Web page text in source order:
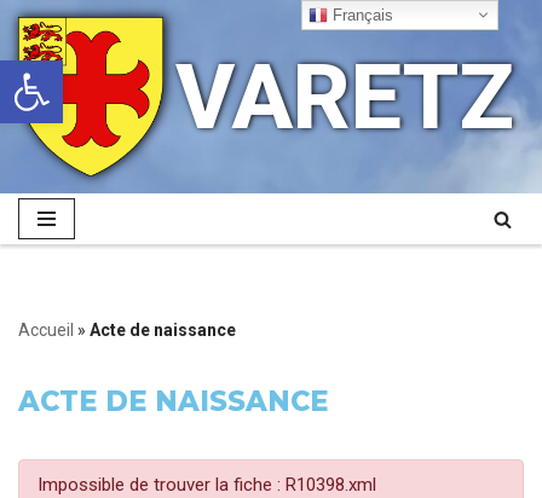
Ouvrir la barre d’outils
Aller
au
contenu
VARETZ
Accueil » Acte de naissance
ACTE DE NAISSANCE
Impossible de trouver la fiche : R10398.xml
Français